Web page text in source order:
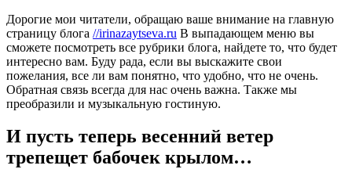
Дорогие мои читатели, обращаю ваше внимание на главную
страницу блога //irinazaytseva.ru В выпадающем меню вы
сможете посмотреть все рубрики блога, найдете то, что будет
интересно вам. Буду рада, если вы выскажите свои
пожелания, все ли вам понятно, что удобно, что не очень.
Обратная связь всегда для нас очень важна. Также мы
преобразили и музыкальную гостиную.
И пусть теперь весенний ветер
трепещет бабочек крылом…